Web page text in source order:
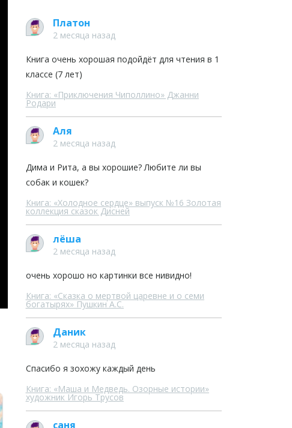
Платон
2 месяца назад
Книга очень хорошая подойдёт для чтения в 1
классе (7 лет)
Книга: «Приключения Чиполлино» Джанни
Родари
Аля
2 месяца назад
Дима и Рита, а вы хорошие? Любите ли вы
собак и кошек?
Книга: «Холодное сердце» выпуск №16 Золотая
коллекция сказок Дисней
лёша
2 месяца назад
очень хорошо но картинки все нивидно!
Книга: «Сказка о мертвой царевне и о семи
богатырях» Пушкин А.С.
Даник
2 месяца назад
Спасибо я зохожу каждый день
Книга: «Маша и Медведь. Озорные истории»
художник Игорь Трусов
саня